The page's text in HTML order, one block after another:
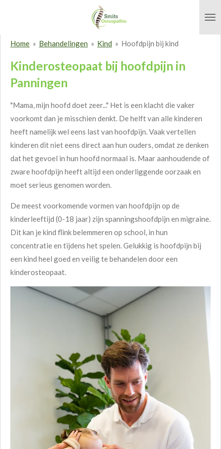
hoofdinhoud
Home » Behandelingen » Kind » Hoofdpijn bij kind
Kinderosteopaat bij hoofdpijn in
Panningen
"Mama, mijn hoofd doet zeer..." Het is een klacht die vaker
voorkomt dan je misschien denkt. De helft van alle kinderen
heeft namelijk wel eens last van hoofdpijn. Vaak vertellen
kinderen dit niet eens direct aan hun ouders, omdat ze denken
dat het gevoel in hun hoofd normaal is. Maar aanhoudende of
zware hoofdpijn heeft altijd een onderliggende oorzaak en
moet serieus genomen worden.
De meest voorkomende vormen van hoofdpijn op de
kinderleeftijd (0-18 jaar) zijn spanningshoofdpijn en migraine.
Dit kan je kind flink belemmeren op school, in hun
concentratie en tijdens het spelen. Gelukkig is hoofdpijn bij
een kind heel goed en veilig te behandelen door een
kinderosteopaat.